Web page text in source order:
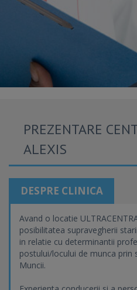
PREZENTARE
ALEXIS
DESPRE CLINICA
Avand o locatie
posibilitatea supravegherii
in relatie cu determinantii
postului/locului de munca prin
Muncii.